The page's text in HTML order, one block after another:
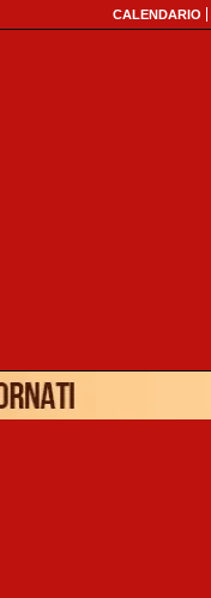
CALENDARIO